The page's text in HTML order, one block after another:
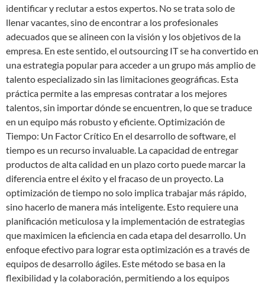
identificar y reclutar a estos expertos. No se trata solo de
llenar vacantes, sino de encontrar a los profesionales
adecuados que se alineen con la visión y los objetivos de la
empresa. En este sentido, el outsourcing IT se ha convertido en
una estrategia popular para acceder a un grupo más amplio de
talento especializado sin las limitaciones geográficas. Esta
práctica permite a las empresas contratar a los mejores
talentos, sin importar dónde se encuentren, lo que se traduce
en un equipo más robusto y eficiente. Optimización de
Tiempo: Un Factor Crítico En el desarrollo de software, el
tiempo es un recurso invaluable. La capacidad de entregar
productos de alta calidad en un plazo corto puede marcar la
diferencia entre el éxito y el fracaso de un proyecto. La
optimización de tiempo no solo implica trabajar más rápido,
sino hacerlo de manera más inteligente. Esto requiere una
planificación meticulosa y la implementación de estrategias
que maximicen la eficiencia en cada etapa del desarrollo. Un
enfoque efectivo para lograr esta optimización es a través de
equipos de desarrollo ágiles. Este método se basa en la
flexibilidad y la colaboración, permitiendo a los equipos